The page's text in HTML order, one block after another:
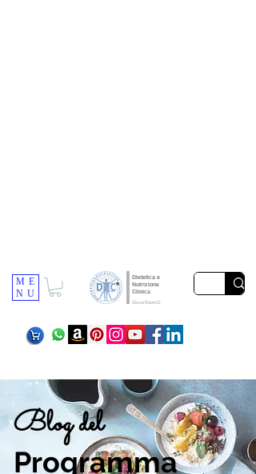
Dietetica e
Nutrizione
Clinica
Dr.ssa Ravelli
ME
NU
Blog del
Programma